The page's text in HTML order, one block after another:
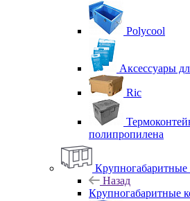
Polycool
Аксессуары
Ric
полипропилена
Крупногабаритные
Назад
Крупногабаритные